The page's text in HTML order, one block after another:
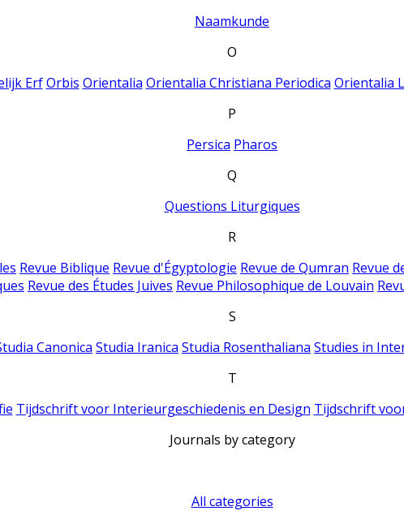
Naamkunde
O
Erf Orbis Orientalia Orientalia Christiana Periodica Orientalia
P
Persica Pharos
Q
Questions Liturgiques
R
Revue Biblique Revue d'Égyptologie Revue de Qumran Revue
Revue des Études Juives Revue Philosophique de Louvain
S
Canonica Studia Iranica Studia Rosenthaliana Studies in
T
Tijdschrift voor Interieurgeschiedenis en Design Tijdschrift
Journals by category
All categories